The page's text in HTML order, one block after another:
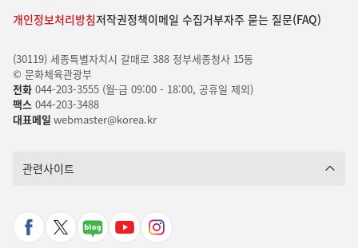
개인정보처리방침저작권정책이메일 수집거부자주 묻는 질문(FAQ)
(30119) 세종특별자치시 갈매로 388 정부세종청사 15동
© 문화체육관광부
전화044-203-3555 (월-금 09:00 - 18:00, 공휴일 제외)
팩스 044-203-3488
대표메일 webmaster@korea.kr
관련사이트
페
X
네
유
인